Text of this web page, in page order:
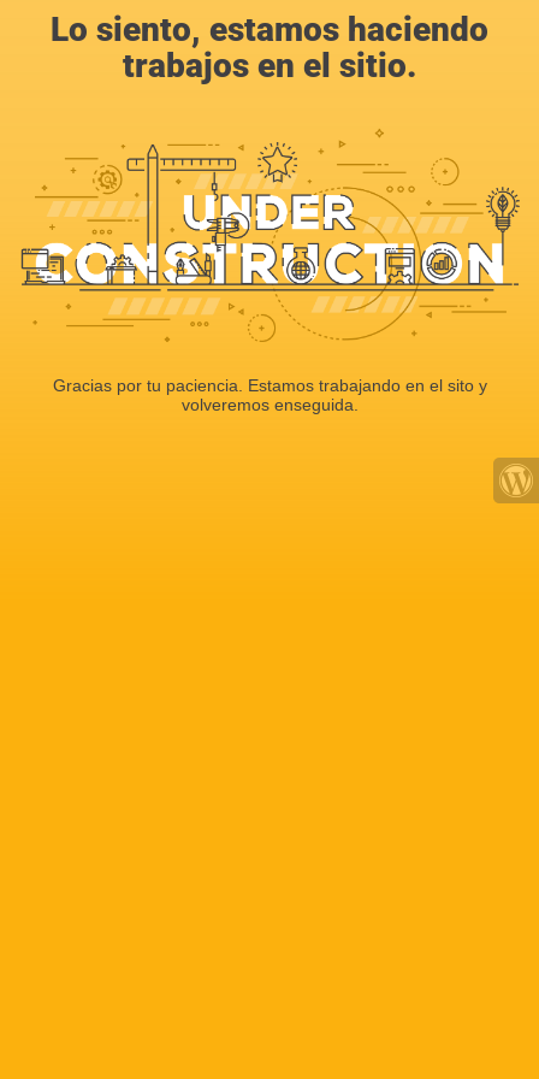
Lo siento, estamos haciendo
trabajos en el sitio.
Gracias por tu paciencia. Estamos trabajando en el sito y
volveremos enseguida.